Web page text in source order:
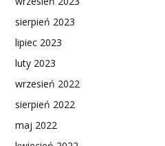
sierpień 2023
lipiec 2023
luty 2023
wrzesień 2022
sierpień 2022
maj 2022